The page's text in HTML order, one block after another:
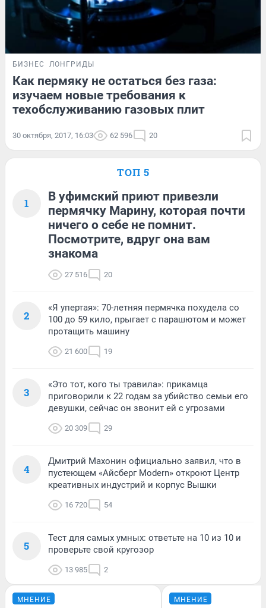
БИЗНЕС ЛОНГРИДЫ
Как пермяку не остаться без газа:
изучаем новые требования к
техобслуживанию газовых плит
30 октября, 2017, 16:03 62 596 20
ТОП 5
1
В уфимский приют привезли
пермячку Марину, которая почти
ничего о себе не помнит.
Посмотрите, вдруг она вам
знакома
27 516 20
2
«Я упертая»: 70-летняя пермячка похудела со
100 до 59 кило, прыгает с парашютом и может
протащить машину
21 600 19
3
«Это тот, кого ты травила»: прикамца
приговорили к 22 годам за убийство семьи его
девушки, сейчас он звонит ей с угрозами
20 309 29
4
Дмитрий Махонин официально заявил, что в
пустеющем «Айсберг Modern» откроют Центр
креативных индустрий и корпус Вышки
16 720 54
5
Тест для самых умных: ответьте на 10 из 10 и
проверьте свой кругозор
13 985 2
МНЕНИЕ МНЕНИЕ